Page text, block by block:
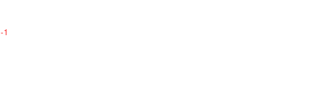
-1